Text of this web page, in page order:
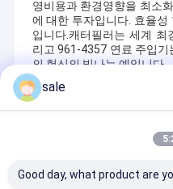
영비용과 환경영향을 최소
에 대한 투자입니다. 효율성
입니다.캐터필러는 세계
리고 961-4357 연료 주입
의 헌신의 빛나는 예입니다.
Recommended
sale
Good day, what product are